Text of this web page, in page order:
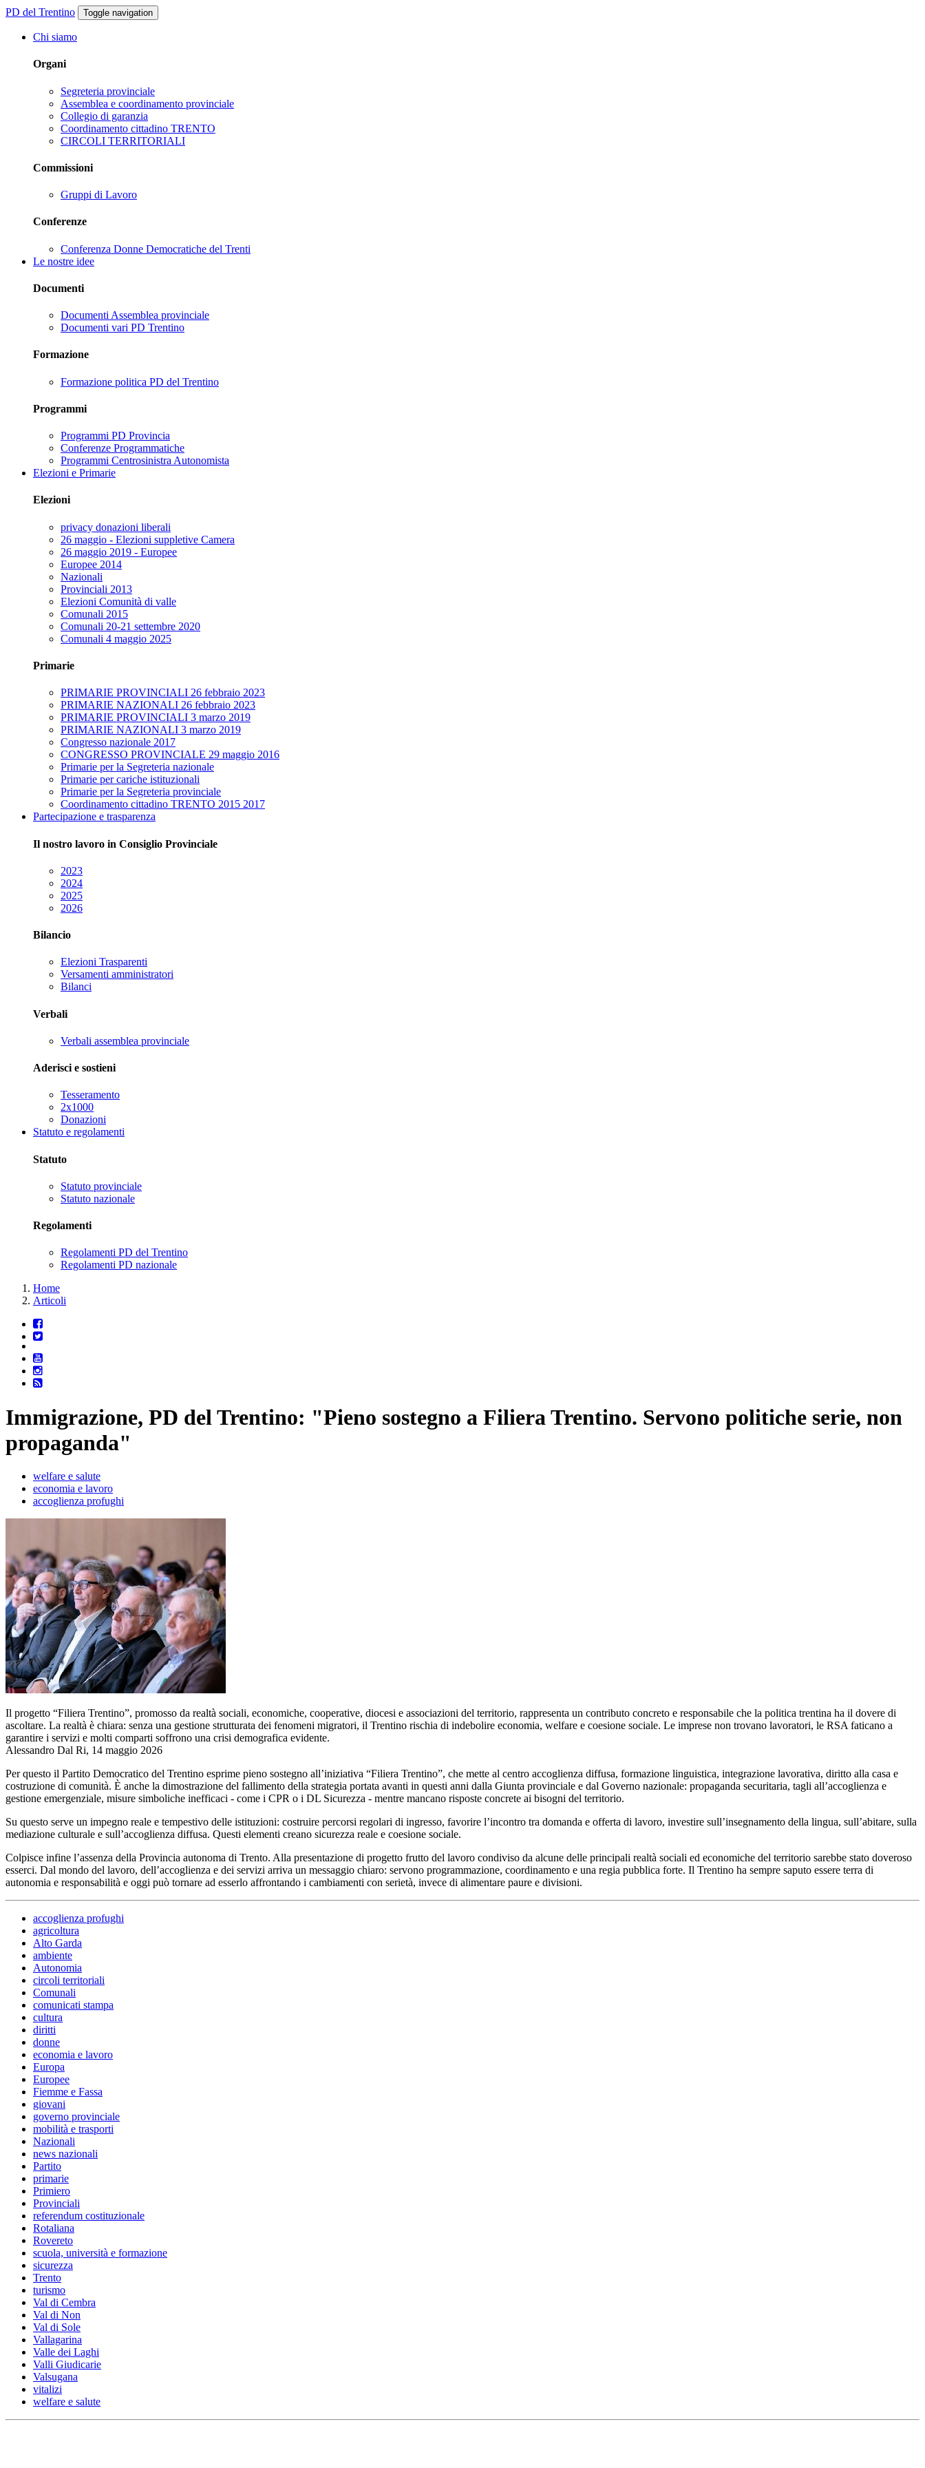
PD del Trentino Toggle navigation
Chi siamo
Organi
Segreteria provinciale
Assemblea e coordinamento provinciale
Collegio di garanzia
Coordinamento cittadino TRENTO
CIRCOLI TERRITORIALI
Commissioni
Gruppi di Lavoro
Conferenze
Conferenza Donne Democratiche del Trenti
Le nostre idee
Documenti
Documenti Assemblea provinciale
Documenti vari PD Trentino
Formazione
Formazione politica PD del Trentino
Programmi
Programmi PD Provincia
Conferenze Programmatiche
Programmi Centrosinistra Autonomista
Elezioni e Primarie
Elezioni
privacy donazioni liberali
26 maggio - Elezioni suppletive Camera
26 maggio 2019 - Europee
Europee 2014
Nazionali
Provinciali 2013
Elezioni Comunità di valle
Comunali 2015
Comunali 20-21 settembre 2020
Comunali 4 maggio 2025
Primarie
PRIMARIE PROVINCIALI 26 febbraio 2023
PRIMARIE NAZIONALI 26 febbraio 2023
PRIMARIE PROVINCIALI 3 marzo 2019
PRIMARIE NAZIONALI 3 marzo 2019
Congresso nazionale 2017
CONGRESSO PROVINCIALE 29 maggio 2016
Primarie per la Segreteria nazionale
Primarie per cariche istituzionali
Primarie per la Segreteria provinciale
Coordinamento cittadino TRENTO 2015 2017
Partecipazione e trasparenza
Il nostro lavoro in Consiglio Provinciale
2023
2024
2025
2026
Bilancio
Elezioni Trasparenti
Versamenti amministratori
Bilanci
Verbali
Verbali assemblea provinciale
Aderisci e sostieni
Tesseramento
2x1000
Donazioni
Statuto e regolamenti
Statuto
Statuto provinciale
Statuto nazionale
Regolamenti
Regolamenti PD del Trentino
Regolamenti PD nazionale
Home
Articoli
Immigrazione, PD del Trentino: "Pieno sostegno a Filiera Trentino. Servono politiche serie, non
propaganda"
welfare e salute
economia e lavoro
accoglienza profughi
Il progetto “Filiera Trentino”, promosso da realtà sociali, economiche, cooperative, diocesi e associazioni del territorio, rappresenta un contributo concreto e responsabile che la politica trentina ha il dovere di
ascoltare. La realtà è chiara: senza una gestione strutturata dei fenomeni migratori, il Trentino rischia di indebolire economia, welfare e coesione sociale. Le imprese non trovano lavoratori, le RSA faticano a
garantire i servizi e molti comparti soffrono una crisi demografica evidente.
Alessandro Dal Ri, 14 maggio 2026
Per questo il Partito Democratico del Trentino esprime pieno sostegno all’iniziativa “Filiera Trentino”, che mette al centro accoglienza diffusa, formazione linguistica, integrazione lavorativa, diritto alla casa e
costruzione di comunità. È anche la dimostrazione del fallimento della strategia portata avanti in questi anni dalla Giunta provinciale e dal Governo nazionale: propaganda securitaria, tagli all’accoglienza e
gestione emergenziale, misure simboliche inefficaci - come i CPR o i DL Sicurezza - mentre mancano risposte concrete ai bisogni del territorio.
Su questo serve un impegno reale e tempestivo delle istituzioni: costruire percorsi regolari di ingresso, favorire l’incontro tra domanda e offerta di lavoro, investire sull’insegnamento della lingua, sull’abitare, sulla
mediazione culturale e sull’accoglienza diffusa. Questi elementi creano sicurezza reale e coesione sociale.
Colpisce infine l’assenza della Provincia autonoma di Trento. Alla presentazione di progetto frutto del lavoro condiviso da alcune delle principali realtà sociali ed economiche del territorio sarebbe stato doveroso
esserci. Dal mondo del lavoro, dell’accoglienza e dei servizi arriva un messaggio chiaro: servono programmazione, coordinamento e una regia pubblica forte. Il Trentino ha sempre saputo essere terra di
autonomia e responsabilità e oggi può tornare ad esserlo affrontando i cambiamenti con serietà, invece di alimentare paure e divisioni.
accoglienza profughi
agricoltura
Alto Garda
ambiente
Autonomia
circoli territoriali
Comunali
comunicati stampa
cultura
diritti
donne
economia e lavoro
Europa
Europee
Fiemme e Fassa
giovani
governo provinciale
mobilità e trasporti
Nazionali
news nazionali
Partito
primarie
Primiero
Provinciali
referendum costituzionale
Rotaliana
Rovereto
scuola, università e formazione
sicurezza
Trento
turismo
Val di Cembra
Val di Non
Val di Sole
Vallagarina
Valle dei Laghi
Valli Giudicarie
Valsugana
vitalizi
welfare e salute